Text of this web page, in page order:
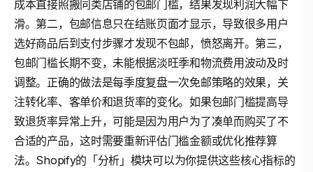
成本直接照搬同类店铺的包邮门槛，结果发现利润大幅下
滑。第二，包邮信息只在结账页面才显示，导致很多用户
选好商品后到支付步骤才发现不包邮，愤怒离开。第三，
包邮门槛长期不变，未能根据淡旺季和物流费用波动及时
调整。正确的做法是每季度复盘一次免邮策略的效果，关
注转化率、客单价和退货率的变化。如果包邮门槛提高导
致退货率异常上升，可能是因为用户为了凑单而购买了不
合适的产品，这时需要重新评估门槛金额或优化推荐算
法。Shopify的「分析」模块可以为你提供这些核心指标的